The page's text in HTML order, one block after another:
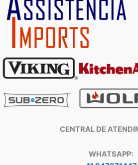
CENTRAL DE
WHATSAPP: